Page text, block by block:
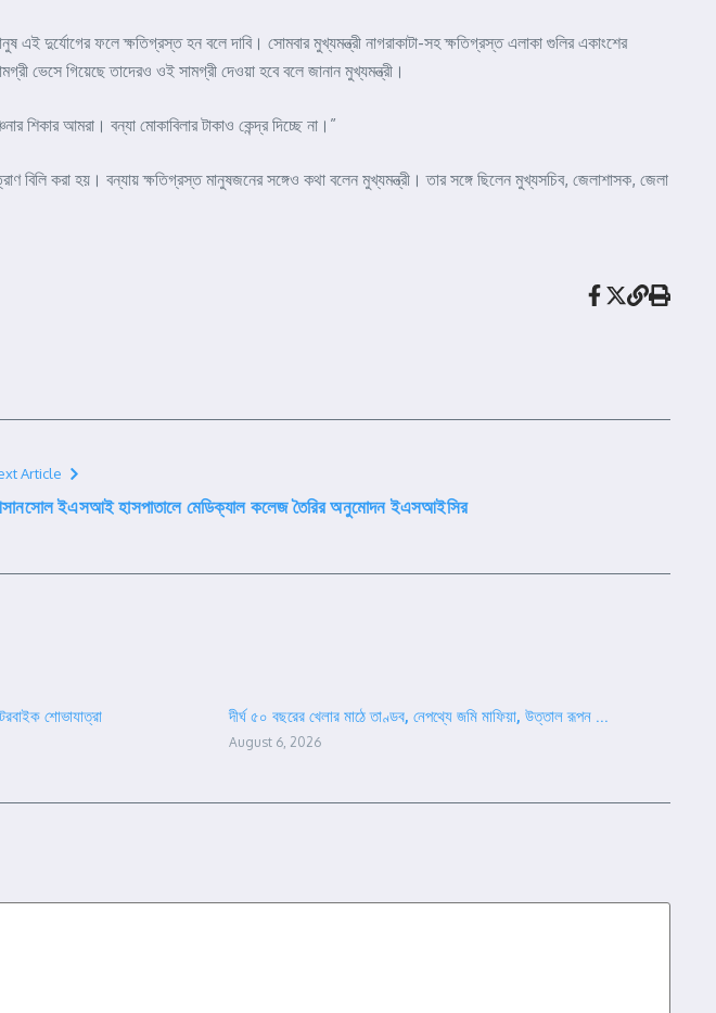
এই দুর্যোগের ফলে ক্ষতিগ্রস্ত হন বলে দাবি। সোমবার মুখ্যমন্ত্রী নাগরাকাটা-সহ ক্ষতিগ্রস্ত এলাকা গুলির একাংশের
ভেসে গিয়েছে তাদেরও ওই সামগ্রী দেওয়া হবে বলে জানান মুখ্যমন্ত্রী।
শিকার আমরা। বন্যা মোকাবিলার টাকাও কেন্দ্র দিচ্ছে না।”
করা হয়। বন্যায় ক্ষতিগ্রস্ত মানুষজনের সঙ্গেও কথা বলেন মুখ্যমন্ত্রী। তার সঙ্গে ছিলেন মুখ্যসচিব, জেলাশাসক, জেলা
Article
ইএসআই হাসপাতালে মেডিক্যাল কলেজ তৈরির অনুমোদন ইএসআইসির
শোভাযাত্রা দীর্ঘ ৫০ বছরের খেলার মাঠে তাণ্ডব, নেপথ্যে জমি মাফিয়া, উত্তাল রূপন ...
August 6, 2026